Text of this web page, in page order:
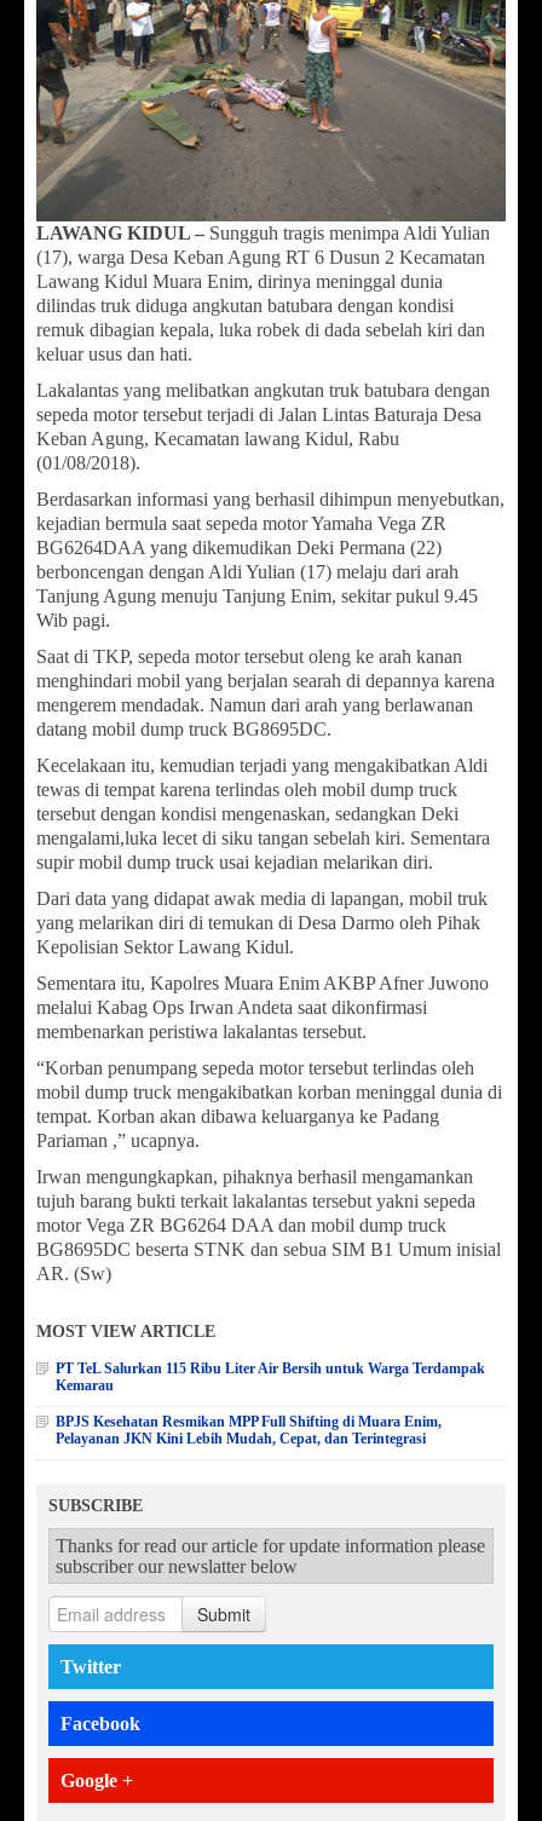
LAWANG KIDUL – Sungguh tragis menimpa Aldi Yulian
(17), warga Desa Keban Agung RT 6 Dusun 2 Kecamatan
Lawang Kidul Muara Enim, dirinya meninggal dunia
dilindas truk diduga angkutan batubara dengan kondisi
remuk dibagian kepala, luka robek di dada sebelah kiri dan
keluar usus dan hati.
Lakalantas yang melibatkan angkutan truk batubara dengan
sepeda motor tersebut terjadi di Jalan Lintas Baturaja Desa
Keban Agung, Kecamatan lawang Kidul, Rabu
(01/08/2018).
Berdasarkan informasi yang berhasil dihimpun menyebutkan,
kejadian bermula saat sepeda motor Yamaha Vega ZR
BG6264DAA yang dikemudikan Deki Permana (22)
berboncengan dengan Aldi Yulian (17) melaju dari arah
Tanjung Agung menuju Tanjung Enim, sekitar pukul 9.45
Wib pagi.
Saat di TKP, sepeda motor tersebut oleng ke arah kanan
menghindari mobil yang berjalan searah di depannya karena
mengerem mendadak. Namun dari arah yang berlawanan
datang mobil dump truck BG8695DC.
Kecelakaan itu, kemudian terjadi yang mengakibatkan Aldi
tewas di tempat karena terlindas oleh mobil dump truck
tersebut dengan kondisi mengenaskan, sedangkan Deki
mengalami,luka lecet di siku tangan sebelah kiri. Sementara
supir mobil dump truck usai kejadian melarikan diri.
Dari data yang didapat awak media di lapangan, mobil truk
yang melarikan diri di temukan di Desa Darmo oleh Pihak
Kepolisian Sektor Lawang Kidul.
Sementara itu, Kapolres Muara Enim AKBP Afner Juwono
melalui Kabag Ops Irwan Andeta saat dikonfirmasi
membenarkan peristiwa lakalantas tersebut.
“Korban penumpang sepeda motor tersebut terlindas oleh
mobil dump truck mengakibatkan korban meninggal dunia di
tempat. Korban akan dibawa keluarganya ke Padang
Pariaman ,” ucapnya.
Irwan mengungkapkan, pihaknya berhasil mengamankan
tujuh barang bukti terkait lakalantas tersebut yakni sepeda
motor Vega ZR BG6264 DAA dan mobil dump truck
BG8695DC beserta STNK dan sebua SIM B1 Umum inisial
AR. (Sw)
MOST VIEW ARTICLE
PT TeL Salurkan 115 Ribu Liter Air Bersih untuk Warga Terdampak
Kemarau
BPJS Kesehatan Resmikan MPP Full Shifting di Muara Enim,
Pelayanan JKN Kini Lebih Mudah, Cepat, dan Terintegrasi
SUBSCRIBE
Thanks for read our article for update information please
subscriber our newslatter below
Submit
Twitter
Facebook
Google +